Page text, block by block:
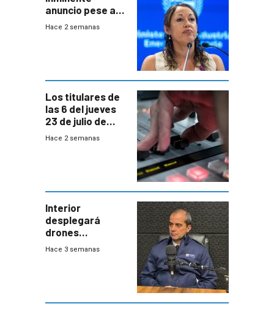
anuncio pese a
declaración de
gobierno
Hace 2 semanas
Los titulares de
las 6 del jueves
23 de julio de
2026
Hace 2 semanas
Interior
desplegará
drones
autónomos para
Hace 3 semanas